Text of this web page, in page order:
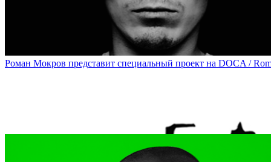
Poetical Show with PoemaTheatre Performance and Clothes by
Роман Мокров представит специальный проект на DOCA /